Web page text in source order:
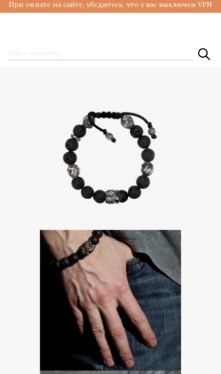
При оплате на сайте, убедитесь, что у вас выключен VPN